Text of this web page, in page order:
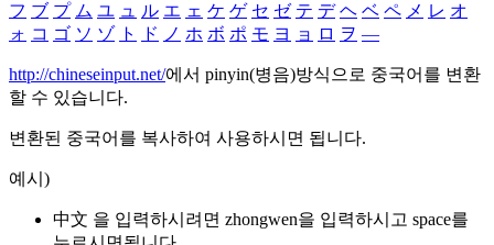
フ ブ プ ム ユ ュ ル エ ェ ケ ゲ セ ゼ テ デ ヘ ベ ペ メ レ オ
ォ コ ゴ ソ ゾ ト ド ノ ホ ボ ポ モ ヨ ョ ロ ヲ ―
http://chineseinput.net/에서 pinyin(병음)방식으로 중국어를 변환
할 수 있습니다.
변환된 중국어를 복사하여 사용하시면 됩니다.
예시)
中文 을 입력하시려면 zhongwen을 입력하시고 space를